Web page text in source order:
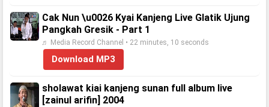
Cak Nun \u0026 Kyai Kanjeng Live Glatik Ujung
Pangkah Gresik - Part 1
♬ Media Record Channel • 22 minutes, 10 seconds
Download MP3
sholawat kiai kanjeng sunan full album live
[zainul arifin] 2004